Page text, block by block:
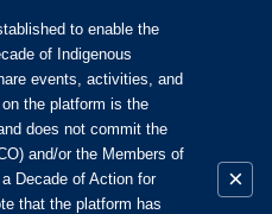
to enable the
of Indigenous
events, activities, and
the platform is the
does not commit the
and/or the Members of
Decade of Action for
that the platform has
×